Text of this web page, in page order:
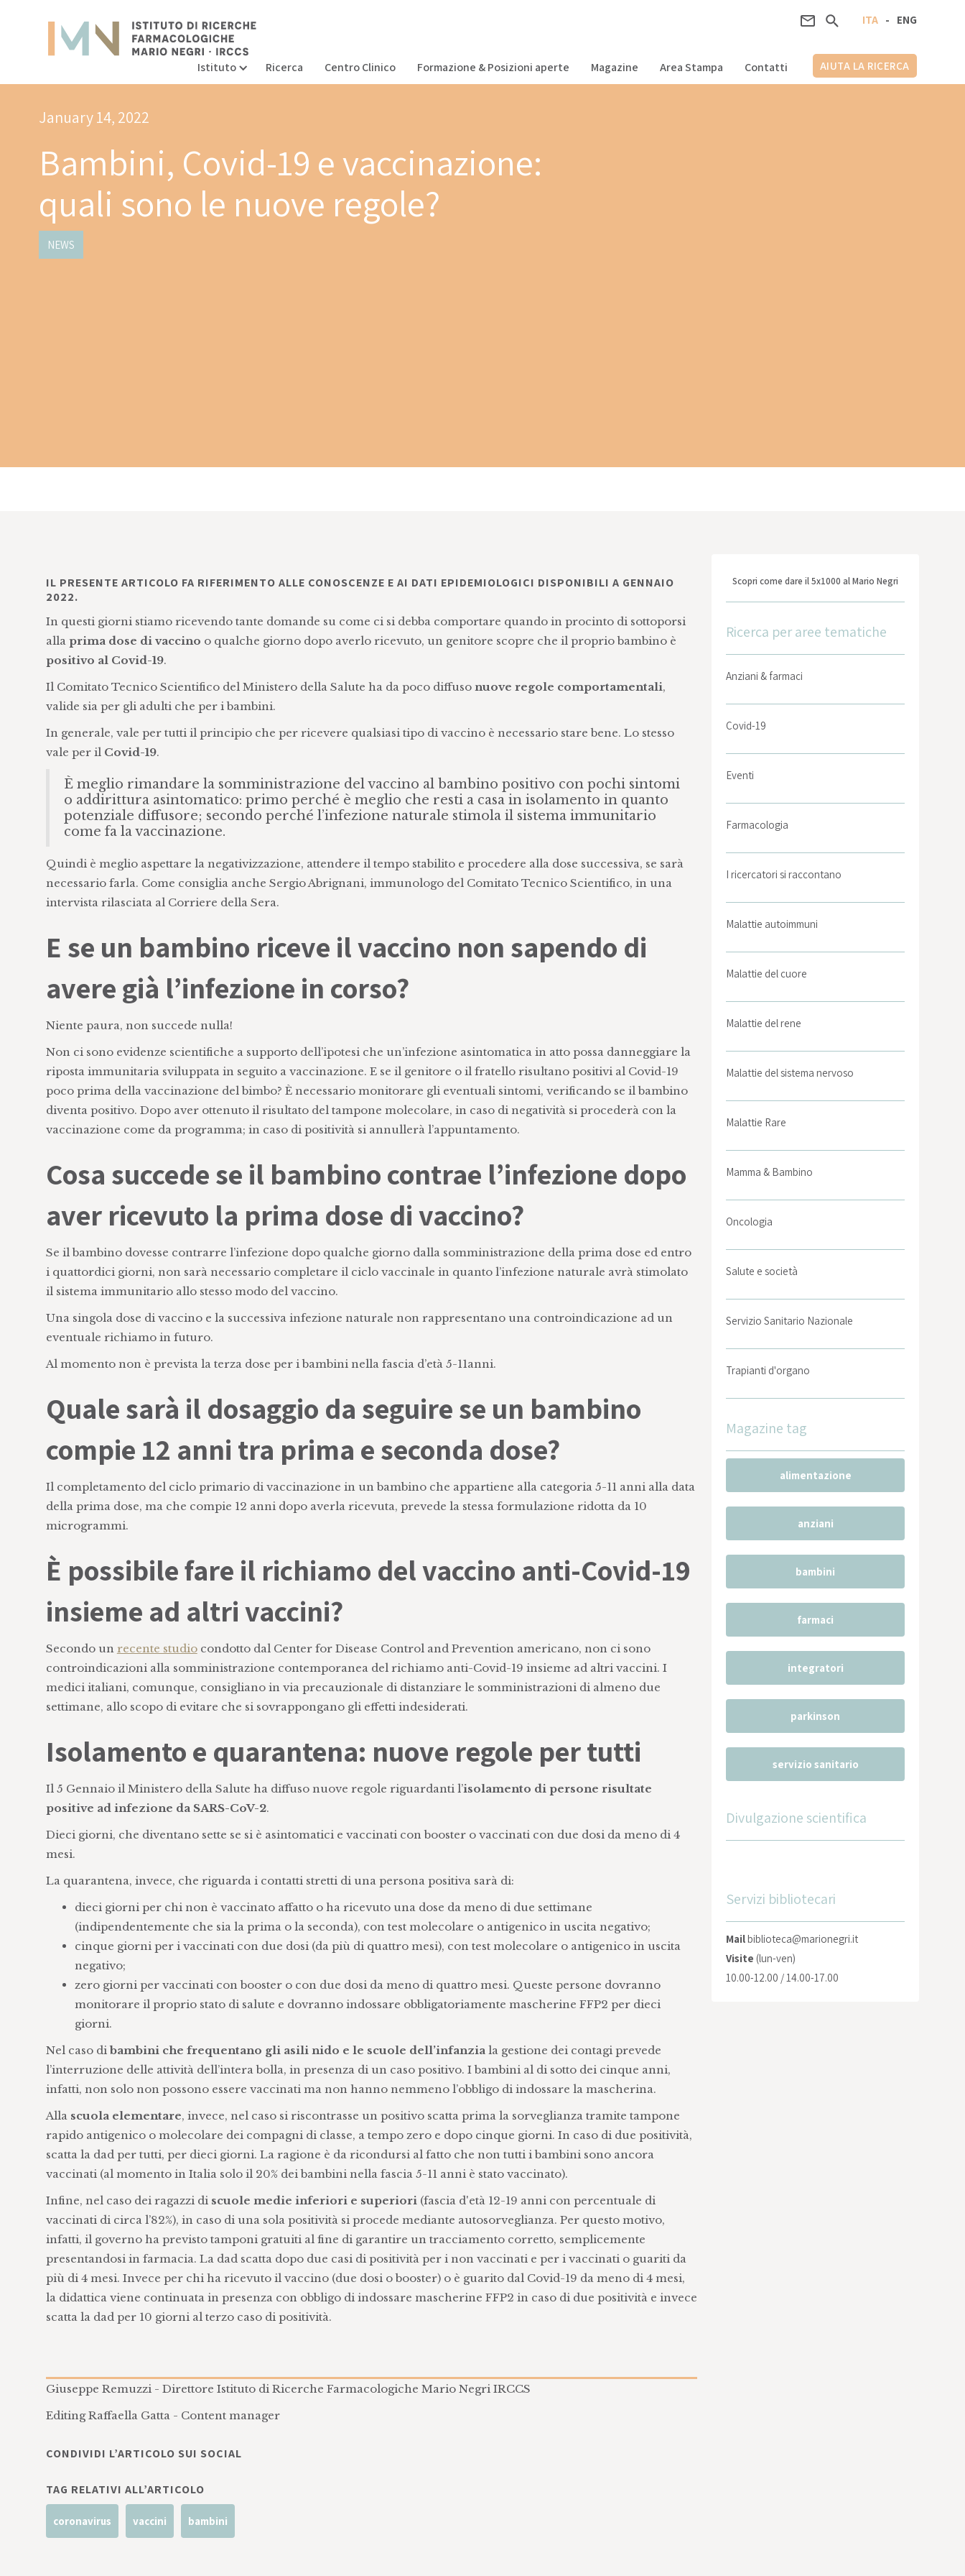
ENG
-
ITA
Istituto Ricerca Centro Clinico Formazione & Posizioni aperte Magazine Area Stampa Contatti AIUTA LA RICERCA
January 14, 2022
Bambini, Covid-19 e vaccinazione:
quali sono le nuove regole?
NEWS
IL PRESENTE ARTICOLO FA RIFERIMENTO ALLE CONOSCENZE E AI DATI EPIDEMIOLOGICI DISPONIBILI A GENNAIO
2022.
In questi giorni stiamo ricevendo tante domande su come ci si debba comportare quando in procinto di sottoporsi
alla prima dose di vaccino o qualche giorno dopo averlo ricevuto, un genitore scopre che il proprio bambino è
positivo al Covid-19.
Il Comitato Tecnico Scientifico del Ministero della Salute ha da poco diffuso nuove regole comportamentali,
valide sia per gli adulti che per i bambini.
In generale, vale per tutti il principio che per ricevere qualsiasi tipo di vaccino è necessario stare bene. Lo stesso
vale per il Covid-19.
È meglio rimandare la somministrazione del vaccino al bambino positivo con pochi sintomi
o addirittura asintomatico: primo perché è meglio che resti a casa in isolamento in quanto
potenziale diffusore; secondo perché l’infezione naturale stimola il sistema immunitario
come fa la vaccinazione.
Quindi è meglio aspettare la negativizzazione, attendere il tempo stabilito e procedere alla dose successiva, se sarà
necessario farla. Come consiglia anche Sergio Abrignani, immunologo del Comitato Tecnico Scientifico, in una
intervista rilasciata al Corriere della Sera.
E se un bambino riceve il vaccino non sapendo di
avere già l’infezione in corso?
Niente paura, non succede nulla!
Non ci sono evidenze scientifiche a supporto dell’ipotesi che un’infezione asintomatica in atto possa danneggiare la
riposta immunitaria sviluppata in seguito a vaccinazione. E se il genitore o il fratello risultano positivi al Covid-19
poco prima della vaccinazione del bimbo? È necessario monitorare gli eventuali sintomi, verificando se il bambino
diventa positivo. Dopo aver ottenuto il risultato del tampone molecolare, in caso di negatività si procederà con la
vaccinazione come da programma; in caso di positività si annullerà l’appuntamento.
Cosa succede se il bambino contrae l’infezione dopo
aver ricevuto la prima dose di vaccino?
Se il bambino dovesse contrarre l’infezione dopo qualche giorno dalla somministrazione della prima dose ed entro
i quattordici giorni, non sarà necessario completare il ciclo vaccinale in quanto l’infezione naturale avrà stimolato
il sistema immunitario allo stesso modo del vaccino.
Una singola dose di vaccino e la successiva infezione naturale non rappresentano una controindicazione ad un
eventuale richiamo in futuro.
Al momento non è prevista la terza dose per i bambini nella fascia d’età 5-11anni.
Quale sarà il dosaggio da seguire se un bambino
compie 12 anni tra prima e seconda dose?
Il completamento del ciclo primario di vaccinazione in un bambino che appartiene alla categoria 5-11 anni alla data
della prima dose, ma che compie 12 anni dopo averla ricevuta, prevede la stessa formulazione ridotta da 10
microgrammi.
È possibile fare il richiamo del vaccino anti-Covid-19
insieme ad altri vaccini?
Secondo un recente studiocondotto dal Center for Disease Control and Prevention americano, non ci sono
controindicazioni alla somministrazione contemporanea del richiamo anti-Covid-19 insieme ad altri vaccini. I
medici italiani, comunque, consigliano in via precauzionale di distanziare le somministrazioni di almeno due
settimane, allo scopo di evitare che si sovrappongano gli effetti indesiderati.
Isolamento e quarantena: nuove regole per tutti
Il 5 Gennaio il Ministero della Salute ha diffuso nuove regole riguardanti l’isolamento di persone risultate
positive ad infezione da SARS-CoV-2.
Dieci giorni, che diventano sette se si è asintomatici e vaccinati con booster o vaccinati con due dosi da meno di 4
mesi.
La quarantena, invece, che riguarda i contatti stretti di una persona positiva sarà di:
dieci giorni per chi non è vaccinato affatto o ha ricevuto una dose da meno di due settimane
(indipendentemente che sia la prima o la seconda), con test molecolare o antigenico in uscita negativo;
cinque giorni per i vaccinati con due dosi (da più di quattro mesi), con test molecolare o antigenico in uscita
negativo;
zero giorni per vaccinati con booster o con due dosi da meno di quattro mesi. Queste persone dovranno
monitorare il proprio stato di salute e dovranno indossare obbligatoriamente mascherine FFP2 per dieci
giorni.
Nel caso dibambini che frequentano gli asili nido e le scuole dell’infanziala gestione dei contagi prevede
l’interruzione delle attività dell’intera bolla, in presenza di un caso positivo. I bambini al di sotto dei cinque anni,
infatti, non solo non possono essere vaccinati ma non hanno nemmeno l’obbligo di indossare la mascherina.
Alla scuola elementare, invece, nel caso si riscontrasse un positivo scatta prima la sorveglianza tramite tampone
rapido antigenico o molecolare dei compagni di classe, a tempo zero e dopo cinque giorni. In caso di due positività,
scatta la dad per tutti, per dieci giorni. La ragione è da ricondursi al fatto che non tutti i bambini sono ancora
vaccinati (al momento in Italia solo il 20% dei bambini nella fascia 5-11 anni è stato vaccinato).
Infine, nel caso dei ragazzi di scuole medie inferiori e superiori(fascia d'età 12-19 anni con percentuale di
vaccinati di circa l’82%), in caso di una sola positività si procede mediante autosorveglianza. Per questo motivo,
infatti, il governo ha previsto tamponi gratuiti al fine di garantire un tracciamento corretto, semplicemente
presentandosi in farmacia. La dad scatta dopo due casi di positività per i non vaccinati e per i vaccinati o guariti da
più di 4 mesi. Invece per chi ha ricevuto il vaccino (due dosi o booster) o è guarito dal Covid-19 da meno di 4 mesi,
la didattica viene continuata in presenza con obbligo di indossare mascherine FFP2 in caso di due positività e invece
scatta la dad per 10 giorni al terzo caso di positività.
Giuseppe Remuzzi - Direttore Istituto di Ricerche Farmacologiche Mario Negri IRCCS
Editing Raffaella Gatta - Content manager
CONDIVIDI L’ARTICOLO SUI SOCIAL
TAG RELATIVI ALL’ARTICOLO
coronavirus vaccini bambini
Scopri come dare il 5x1000 al Mario Negri
Ricerca per aree tematiche
Anziani & farmaci
Covid-19
Eventi
Farmacologia
I ricercatori si raccontano
Malattie autoimmuni
Malattie del cuore
Malattie del rene
Malattie del sistema nervoso
Malattie Rare
Mamma & Bambino
Oncologia
Salute e società
Servizio Sanitario Nazionale
Trapianti d'organo
Magazine tag
alimentazione
anziani
bambini
farmaci
integratori
parkinson
servizio sanitario
Divulgazione scientifica
Servizi bibliotecari
Mailbiblioteca@marionegri.it
Visite (lun-ven)
10.00-12.00 / 14.00-17.00